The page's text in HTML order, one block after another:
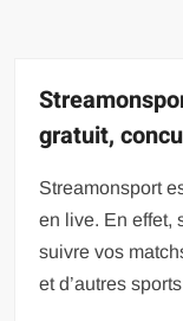
gratuit,
Streamonsport
en live. En effet,
suivre vos
et d’autres